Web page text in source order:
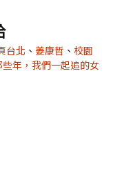
台北 、 姜康哲 、 校園
些年，我們一起追的女